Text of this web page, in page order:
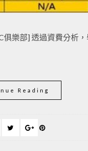
樂部] 透過資費分析
Reading